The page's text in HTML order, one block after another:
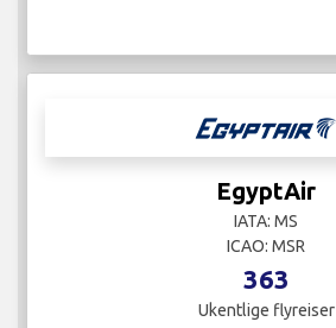
EgyptAir
IATA: MS
ICAO: MSR
363
Ukentlige flyreiser